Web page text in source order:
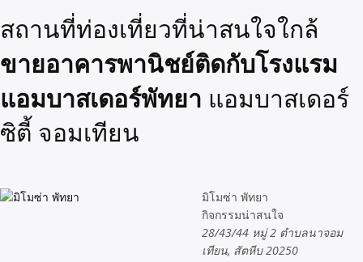
สถานที่ท่องเที่ยวที่น่าสนใจใกล้
ขายอาคารพานิชย์ติดกับโรงแรม
แอมบาสเดอร์พัทยา แอมบาสเดอร์
ซิตี้ จอมเทียน
มิโมซ่า พัทยา
กิจกรรมน่าสนใจ
28/43/44 หมู่ 2 ตำบลนาจอม
เทียน, สัตหีบ 20250